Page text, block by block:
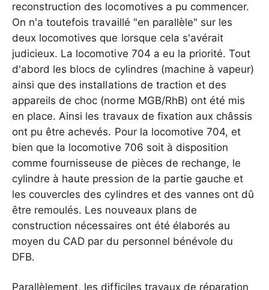
reconstruction des locomotives a pu commencer.
On n'a toutefois travaillé "en parallèle" sur les
deux locomotives que lorsque cela s'avérait
judicieux. La locomotive 704 a eu la priorité. Tout
d'abord les blocs de cylindres (machine à vapeur)
ainsi que des installations de traction et des
appareils de choc (norme MGB/RhB) ont été mis
en place. Ainsi les travaux de fixation aux châssis
ont pu être achevés. Pour la locomotive 704, et
bien que la locomotive 706 soit à disposition
comme fournisseuse de pièces de rechange, le
cylindre à haute pression de la partie gauche et
les couvercles des cylindres et des vannes ont dû
être remoulés. Les nouveaux plans de
construction nécessaires ont été élaborés au
moyen du CAD par du personnel bénévole du
DFB.
Parallèlement, les difficiles travaux de réparation